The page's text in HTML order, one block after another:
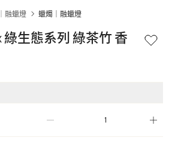
融蠟燈 蠟燭｜融蠟燈
綠生態系列 綠茶竹 香